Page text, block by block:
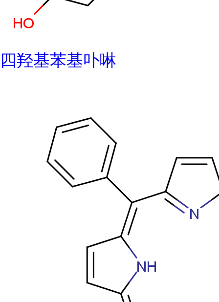
四羟基苯基卟啉